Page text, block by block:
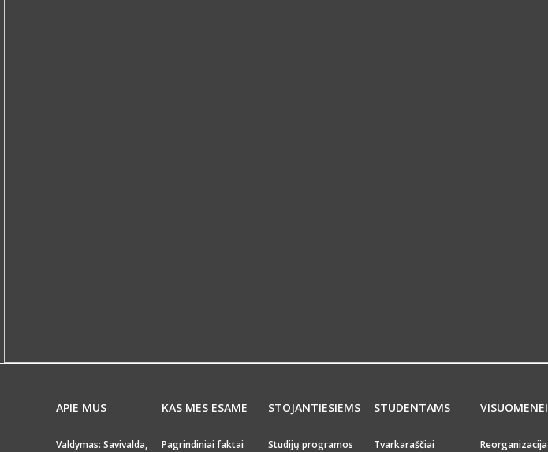
APIE MUS
Valdymas: Savivalda,
KAS MES ESAME
Pagrindiniai faktai
STOJANTIESIEMS
Studijų programos
STUDENTAMS
Tvarkaraščiai
VISUOMENEI
Reorganizacija